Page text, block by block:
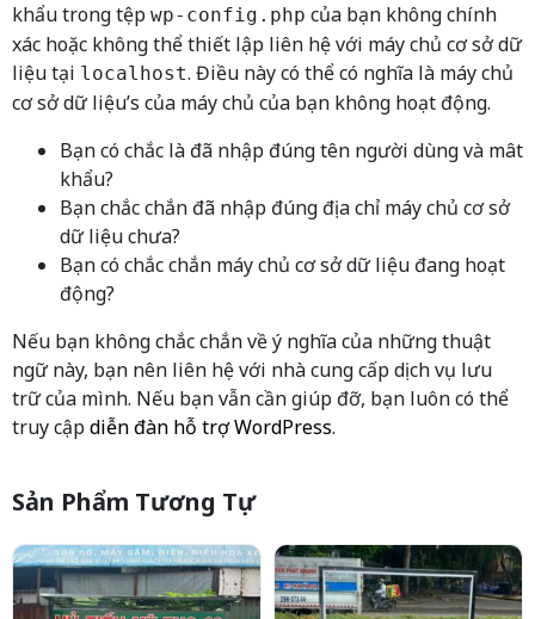
khẩu trong tệp wp-config.php của bạn không chính
xác hoặc không thể thiết lập liên hệ với máy chủ cơ sở dữ
liệu tại localhost. Điều này có thể có nghĩa là máy chủ
cơ sở dữ liệu’s của máy chủ của bạn không hoạt động.
Bạn có chắc là đã nhập đúng tên người dùng và mât
khẩu?
Bạn chắc chắn đã nhập đúng địa chỉ máy chủ cơ sở
dữ liệu chưa?
Bạn có chắc chắn máy chủ cơ sở dữ liệu đang hoạt
động?
Nếu bạn không chắc chắn về ý nghĩa của những thuật
ngữ này, bạn nên liên hệ với nhà cung cấp dịch vụ lưu
trữ của mình. Nếu bạn vẫn cần giúp đỡ, bạn luôn có thể
truy cậpdiễn đàn hỗ trợ WordPress.
Sản Phẩm Tương Tự